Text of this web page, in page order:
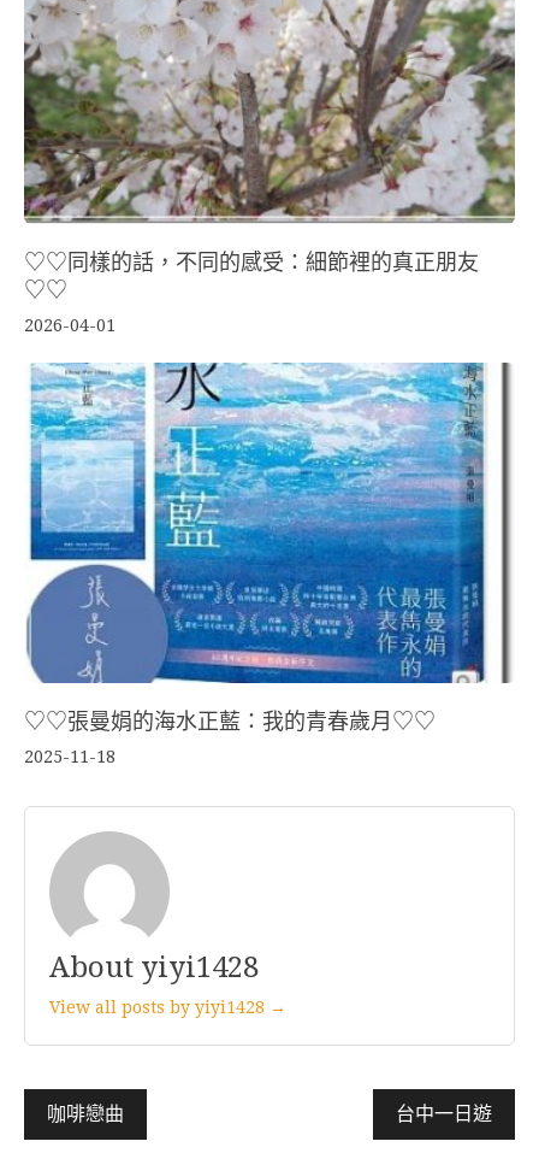
♡♡同樣的話，不同的感受：細節裡的真正朋友
♡♡
2026-04-01
♡♡張曼娟的海水正藍：我的青春歲月♡♡
2025-11-18
About yiyi1428
View all posts by yiyi1428 →
文
咖啡戀曲 台中一日遊